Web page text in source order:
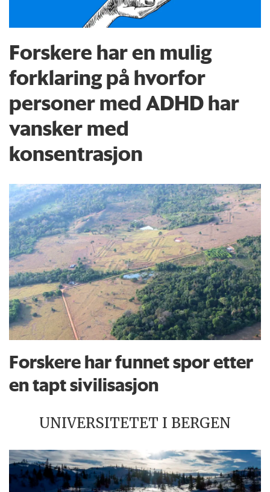
Forskere har en mulig
forklaring på hvorfor
personer med ADHD har
vansker med
konsentrasjon
Forskere har funnet spor etter
en tapt sivilisasjon
UNIVERSITETET I BERGEN